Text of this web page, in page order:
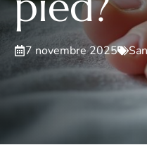
7 novembre 2025